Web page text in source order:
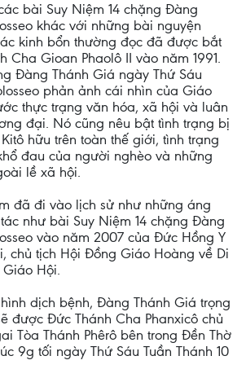
bài Suy Niệm 14 chặng Đàng
khác với những bài nguyện
kinh bổn thường đọc đã được bắt
Cha Gioan Phaolô II vào năm 1991.
Đàng Thánh Giá ngày Thứ Sáu
phản ảnh cái nhìn của Giáo
thực trạng văn hóa, xã hội và luân
đại. Nó cũng nêu bật tình trạng bị
hữu trên toàn thế giới, tình trạng
đau của người nghèo và những
lề xã hội.
đã đi vào lịch sử như những áng
như bài Suy Niệm 14 chặng Đàng
vào năm 2007 của Đức Hồng Y
chủ tịch Hội Đồng Giáo Hoàng về Di
Hội.
dịch bệnh, Đàng Thánh Giá trọng
được Đức Thánh Cha Phanxicô chủ
Tòa Thánh Phêrô bên trong Đền Thờ
9g tối ngày Thứ Sáu Tuần Thánh 10